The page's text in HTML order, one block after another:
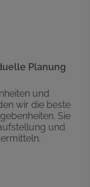
Planung
und
wir die beste
Sie
und